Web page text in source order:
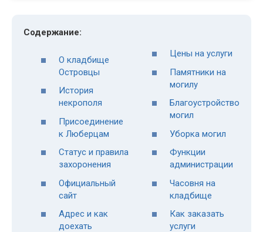
Содержание:
О кладбище
Островцы
История
некрополя
Присоединение
к Люберцам
Статус и правила
захоронения
Официальный
сайт
Адрес и как
доехать
Цены на услуги
Памятники на
могилу
Благоустройство
могил
Уборка могил
Функции
администрации
Часовня на
кладбище
Как заказать
услуги